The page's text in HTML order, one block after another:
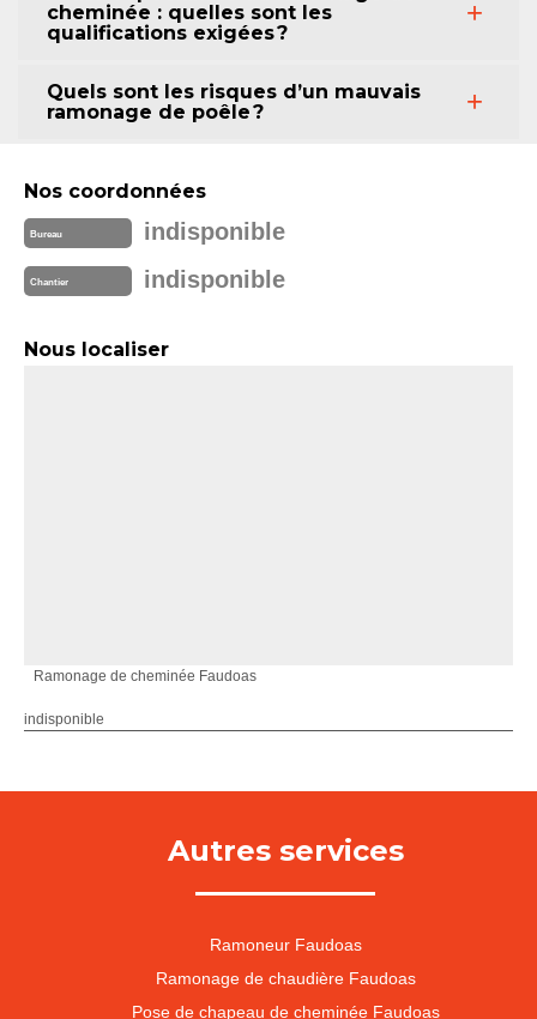
cheminée : quelles sont les
qualifications exigées ?
Quels sont les risques d’un mauvais
ramonage de poêle ?
Nos coordonnées
Bureau indisponible
Chantier indisponible
Nous localiser
Ramonage de cheminée Faudoas
indisponible
Autres services
Ramoneur Faudoas
Ramonage de chaudière Faudoas
Pose de chapeau de cheminée Faudoas